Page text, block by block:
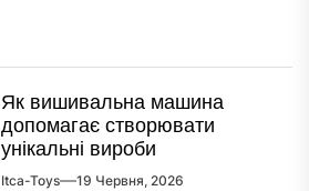
Як вишивальна машина
допомагає створювати
унікальні вироби
Itca-Toys 19 Червня, 2026